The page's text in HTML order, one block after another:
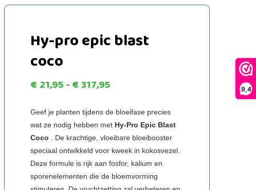
9,4
Hy-pro epic blast
coco
€ 21,95-€317,95
tot
€317,95
Geef je planten tijdens de bloeifase precies
wat ze nodig hebben met Hy-Pro Epic Blast
Coco . De krachtige, vloeibare bloeibooster
speciaal ontwikkeld voor kweek in kokosvezel.
Deze formule is rijk aan fosfor, kalium en
sporenelementen die de bloemvorming